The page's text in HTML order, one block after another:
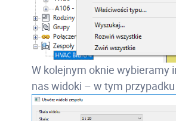
W kolejnym oknie wybieramy
nas widoki – w tym